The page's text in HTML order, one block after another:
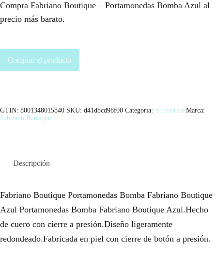
Compra Fabriano Boutique – Portamonedas Bomba Azul al
precio más barato.
Comprar el producto
GTIN: 8001348015840 SKU: d41d8cd98f00 Categoría: Accesorios Marca:
Fabriano Boutique
Descripción
Fabriano Boutique Portamonedas Bomba Fabriano Boutique
Azul Portamonedas Bomba Fabriano Boutique Azul.Hecho
de cuero con cierre a presión.Diseño ligeramente
redondeado.Fabricada en piel con cierre de botón a presión.